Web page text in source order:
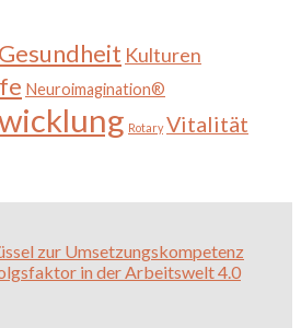
Gesundheit Kulturen
Neuroimagination®
Rotary Vitalität
zur Umsetzungskompetenz
in der Arbeitswelt 4.0